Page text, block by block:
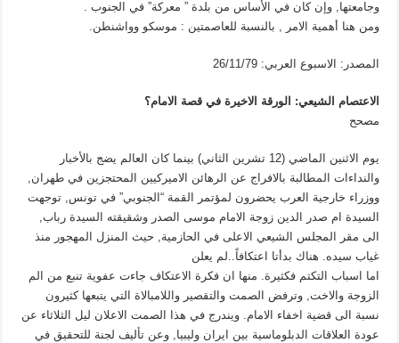
وجامعتها, وإن كان في الأساس من بلدة ” معركة” في الجنوب .
ومن هنا أهمية الامر , بالنسبة للعاصمتين : موسكو وواشنطن.
المصدر: الاسبوع العربي: 26/11/79
الاعتصام الشيعي: الورقة الاخيرة في قصة الامام؟
مصحح
يوم الاثنين الماضي (12 تشرين الثاني) بينما كان العالم يضج بالأخبار
والنداءات المطالبة بالافراج عن الرهائن الاميركيين المحتجزين في طهران,
ووزراء خارجية العرب يحضرون لمؤتمر القمة “الجنوبي” في تونس, توجهت
السيدة ام صدر الدين زوجة الامام موسى الصدر وشقيقته السيدة رباب,
الى مقر المجلس الشيعي الاعلى في الحازمية, حيث المنزل المهجور منذ
غياب سيده. هناك بدأتا اعتكافاً..لم يعلن
اما اسباب التكتم فكثيرة. منها ان فكرة الاعتكاف جاءت عفوية تنبع من الم
الزوجة والاخت, وترفض الصمت والتقصير واللامبالاة التي يتبعها كثيرون
نسبة الى قضية اخفاء الامام. ويندرج في هذا الصمت الاعلان ليل الثلاثاء عن
عودة العلاقات الدبلوماسية بين ايران وليبيا, وعن تأليف لجنة للتحقيق في